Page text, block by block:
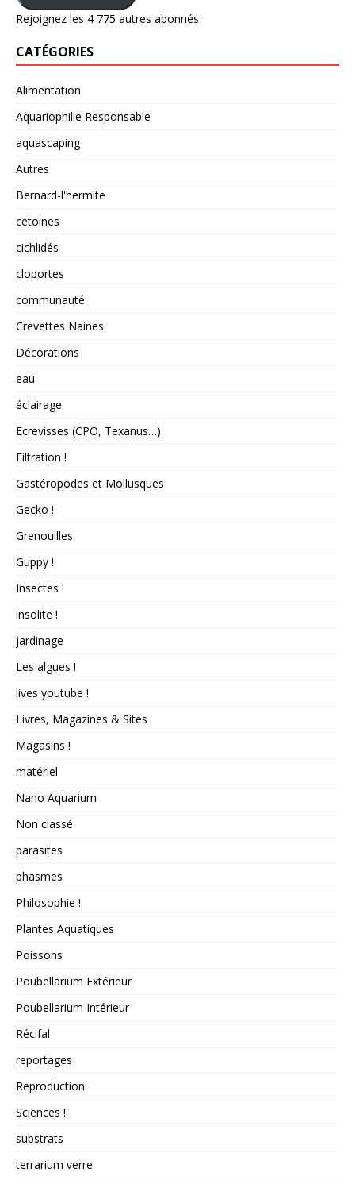
Rejoignez les 4 775 autres abonnés
CATÉGORIES
Alimentation
Aquariophilie Responsable
aquascaping
Autres
Bernard-l'hermite
cetoines
cichlidés
cloportes
communauté
Crevettes Naines
Décorations
eau
éclairage
Ecrevisses (CPO, Texanus…)
Filtration !
Gastéropodes et Mollusques
Gecko !
Grenouilles
Guppy !
Insectes !
insolite !
jardinage
Les algues !
lives youtube !
Livres, Magazines & Sites
Magasins !
matériel
Nano Aquarium
Non classé
parasites
phasmes
Philosophie !
Plantes Aquatiques
Poissons
Poubellarium Extérieur
Poubellarium Intérieur
Récifal
reportages
Reproduction
Sciences !
substrats
terrarium verre